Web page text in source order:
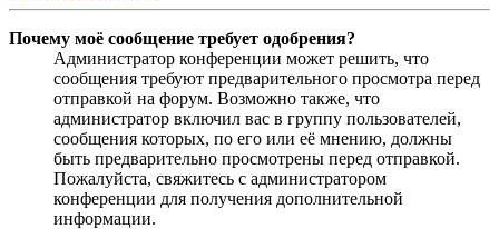
Почему моё сообщение требует одобрения?
Администратор конференции может решить, что
сообщения требуют предварительного просмотра перед
отправкой на форум. Возможно также, что
администратор включил вас в группу пользователей,
сообщения которых, по его или её мнению, должны
быть предварительно просмотрены перед отправкой.
Пожалуйста, свяжитесь с администратором
конференции для получения дополнительной
информации.